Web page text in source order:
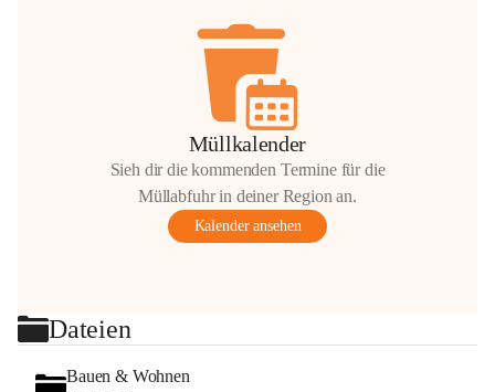
Müllkalender
Sieh dir die kommenden Termine für die
Müllabfuhr in deiner Region an.
Kalender ansehen
Dateien
Bauen & Wohnen